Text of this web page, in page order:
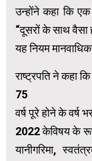
उन्होंने कहा कि
“दूसरों के साथ वैसा
यह नियम
राष्ट्रपति ने कहा
75
वर्ष पूरे होने के वर्ष
2022 केविषय के
यानीगरिमा,